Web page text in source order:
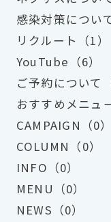
感染対策につい
リクルート（1）
YouTube（6）
ご予約について
おすすめメニュ
CAMPAIGN（0）
COLUMN（0）
INFO（0）
MENU（0）
NEWS（0）